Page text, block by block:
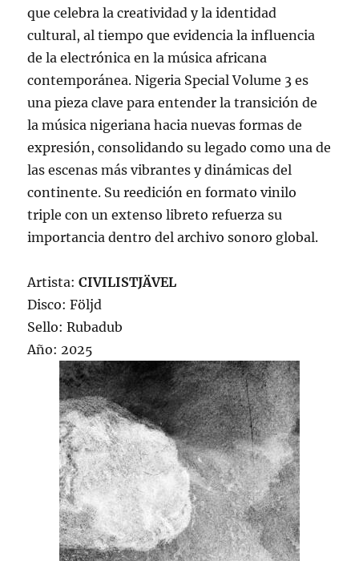
que celebra la creatividad y la identidad
cultural, al tiempo que evidencia la influencia
de la electrónica en la música africana
contemporánea. Nigeria Special Volume 3 es
una pieza clave para entender la transición de
la música nigeriana hacia nuevas formas de
expresión, consolidando su legado como una de
las escenas más vibrantes y dinámicas del
continente. Su reedición en formato vinilo
triple con un extenso libreto refuerza su
importancia dentro del archivo sonoro global.
Artista:CIVILISTJÄVEL
Disco: Följd
Sello: Rubadub
Año: 2025